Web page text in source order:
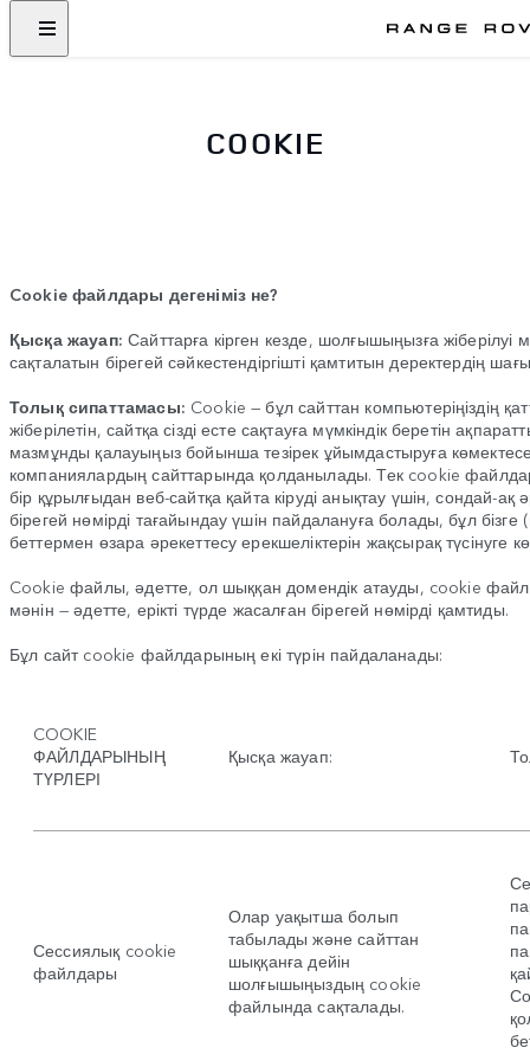
COOKIE
Cookie файлдары дегеніміз не?
Қысқа жауап: Сайттарға кірген кезде, шолғышыңызға
сақталатын бірегей сәйкестендіргішті қамтитын деректердің
Толық сипаттамасы: Cookie — бұл сайттан компьютеріңіздің
жіберілетін, сайтқа сізді есте сақтауға мүмкіндік беретін
мазмұнды қалауыңыз бойынша тезірек ұйымдастыруға
компаниялардың сайттарында қолданылады. Тек cookie
бір құрылғыдан веб-сайтқа қайта кіруді анықтау үшін, сондай-ақ
бірегей нөмірді тағайындау үшін пайдалануға болады, бұл бізге
беттермен өзара әрекеттесу ерекшеліктерін жақсырақ түсінуге
Cookie файлы, әдетте, ол шыққан домендік атауды, cookie
мәнін — әдетте, ерікті түрде жасалған бірегей нөмірді қамтиды.
Бұл сайт cookie файлдарының екі түрін пайдаланады:
COOKIE
ФАЙЛДАРЫНЫҢ
ТҮРЛЕРІ
Қысқа жауап:
Сессиялық cookie
файлдары
Олар уақытша болып
табылады және сайттан
шыққанға дейін
шолғышыңыздың cookie
файлында сақталады.